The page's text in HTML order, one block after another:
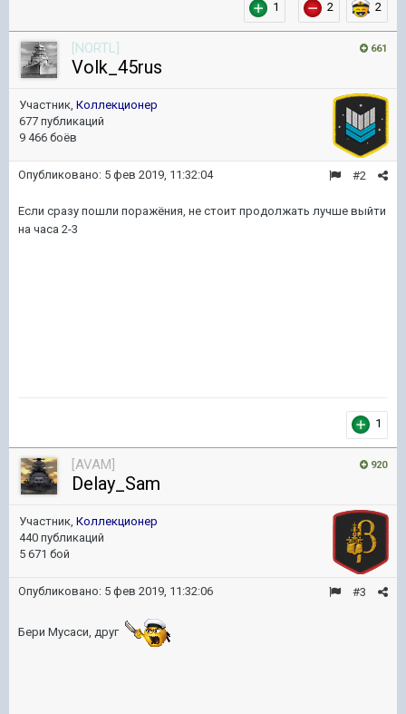
1 2 2
661
[NORTL]
Volk_45rus
Участник, Коллекционер
677 публикаций
9 466 боёв
#2
Опубликовано: 5 фев 2019, 11:32:04
Если сразу пошли поражёния, не стоит продолжать лучше выйти
на часа 2-3
1
920
[AVAM]
Delay_Sam
Участник, Коллекционер
440 публикаций
5 671 бой
#3
Опубликовано: 5 фев 2019, 11:32:06
Бери Мусаси, друг